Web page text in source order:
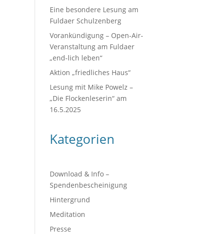
Eine besondere Lesung am
Fuldaer Schulzenberg
Vorankündigung – Open-Air-
Veranstaltung am Fuldaer
„end-lich leben“
Aktion „friedliches Haus“
Lesung mit Mike Powelz –
„Die Flockenleserin“ am
16.5.2025
Kategorien
Download & Info –
Spendenbescheinigung
Hintergrund
Meditation
Presse